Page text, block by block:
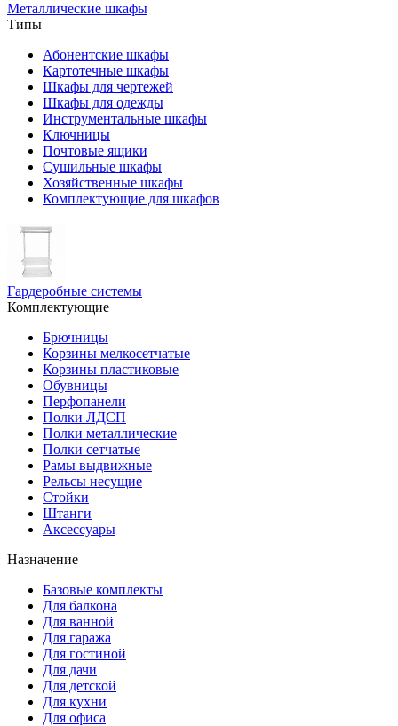
Металлические шкафы
Типы
Абонентские шкафы
Картотечные шкафы
Шкафы для чертежей
Шкафы для одежды
Инструментальные шкафы
Ключницы
Почтовые ящики
Сушильные шкафы
Хозяйственные шкафы
Комплектующие для шкафов
Гардеробные системы
Комплектующие
Брючницы
Корзины мелкосетчатые
Корзины пластиковые
Обувницы
Перфопанели
Полки ЛДСП
Полки металлические
Полки сетчатые
Рамы выдвижные
Рельсы несущие
Стойки
Штанги
Аксессуары
Назначение
Базовые комплекты
Для балкона
Для ванной
Для гаража
Для гостиной
Для дачи
Для детской
Для кухни
Для офиса